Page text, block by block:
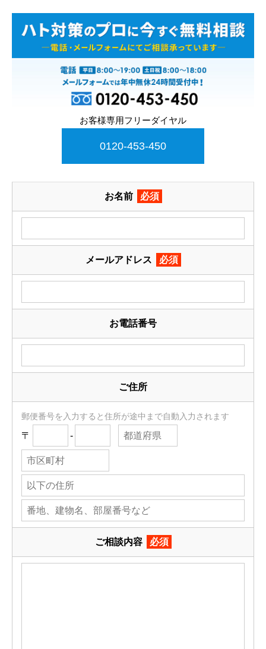
お客様専用フリーダイヤル
0120-453-450
お名前 必須
メールアドレス 必須
お電話番号
ご住所
郵便番号を入力すると住所が途中まで自動入力されます
〒 -
ご相談内容 必須